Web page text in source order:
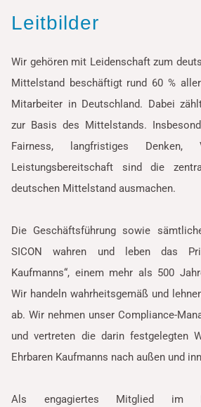
Leitbilder
Wir gehören mit Leidenschaft zum
Mittelstand beschäftigt rund 60 %
Mitarbeiter in Deutschland. Dabei
zur Basis des Mittelstands.
Fairness, langfristiges Denken,
Leistungsbereitschaft sind die
deutschen Mittelstand ausmachen.
Die Geschäftsführung sowie
SICON wahren und leben das
Kaufmanns“, einem mehr als 500
Wir handeln wahrheitsgemäß und
ab. Wir nehmen unser Compliance-
und vertreten die darin festgelegten
Ehrbaren Kaufmanns nach außen und
Als engagiertes Mitglied im